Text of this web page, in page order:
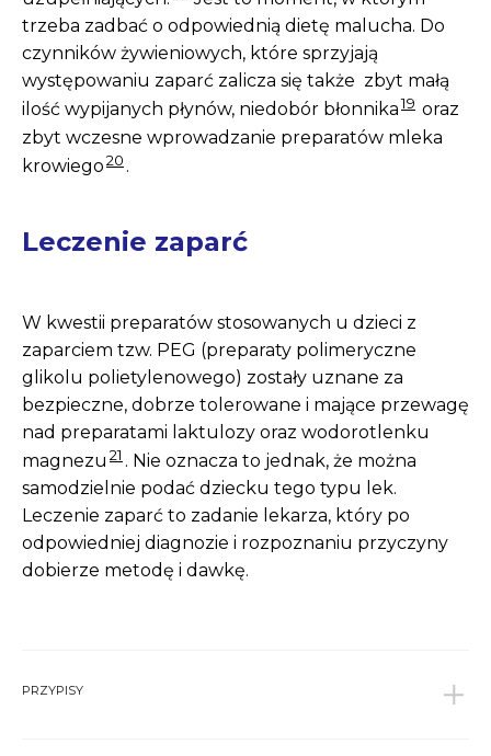
trzeba zadbać o odpowiednią dietę malucha. Do
czynników żywieniowych, które sprzyjają
występowaniu zaparć zalicza się także zbyt małą
ilość wypijanych płynów, niedobór błonnika19 oraz
zbyt wczesne wprowadzanie preparatów mleka
krowiego20 .
Leczenie zaparć
W kwestii preparatów stosowanych u dzieci z
zaparciem tzw. PEG (preparaty polimerycz­ne
glikolu polietylenowego) zostały uznane za
bezpieczne, dobrze tolerowa­ne i mające przewagę
nad preparatami laktulozy oraz wodorotlenku
magnezu 21 . Nie oznacza to jednak, że można
samodzielnie podać dziecku tego typu lek.
Leczenie zaparć to zadanie lekarza, który po
odpowiedniej diagnozie i rozpoznaniu przyczyny
dobierze metodę i dawkę.
PRZYPISY